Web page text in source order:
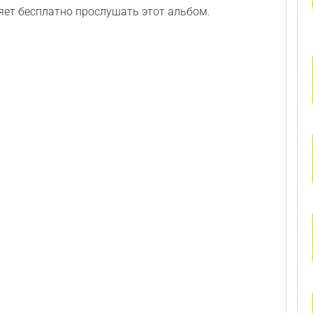
бесплатно прослушать этот альбом.